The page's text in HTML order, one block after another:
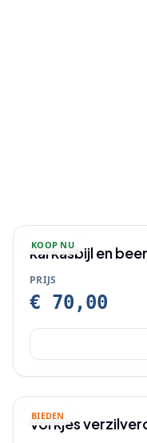
KOOP NU
karkasbijl en
PRIJS
€ 70,00
BIEDEN
Vorkjes